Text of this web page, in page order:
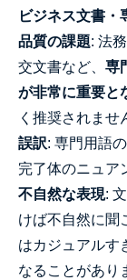
ビジネス文書・
品質の課題: 法
交文書など、 専
が非常に重要と
く推奨されませ
誤訳: 専門用語
完了体のニュア
不自然な表現:
けば不自然に聞
はカジュアルす
なることがあり